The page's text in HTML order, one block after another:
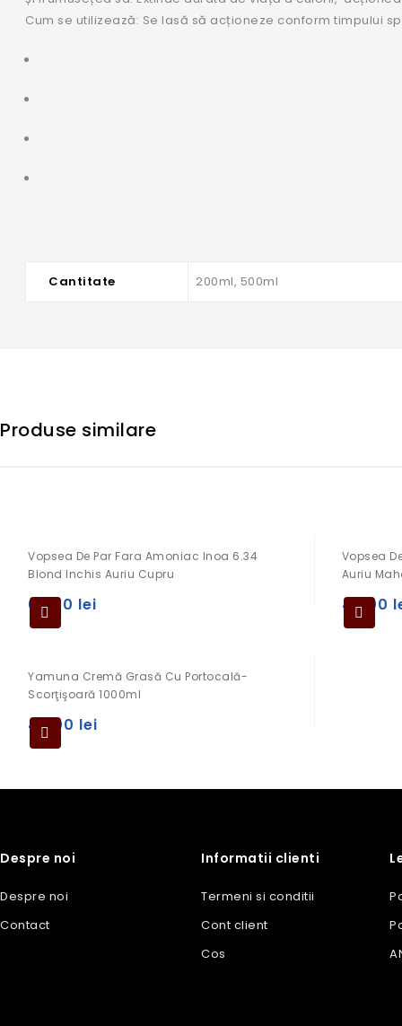
Cum se utilizează: Se lasă să acționeze conform timpului
Cantitate 200ml, 500ml
Produse similare
Vopsea De Par Fara Amoniac Inoa 6.34
Blond Inchis Auriu Cupru
69,00 lei
Vopsea
Auriu
49,00
Yamuna Cremă Grasă Cu Portocală-
Scorţişoară 1000ml
49,00 lei
Despre noi
Despre noi
Contact
Informatii clienti
Termeni si conditii
Cont client
Cos